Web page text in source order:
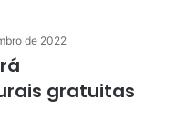
de 2022
gratuitas